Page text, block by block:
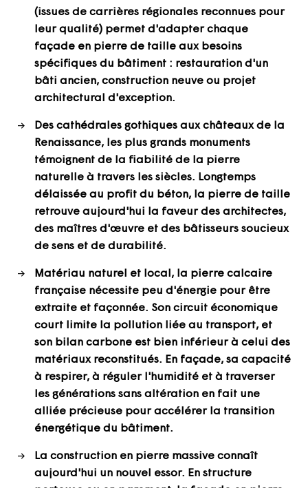
(issues de carrières régionales reconnues pour
leur qualité) permet d'adapter chaque
façade en pierre de taille aux besoins
spécifiques du bâtiment : restauration d'un
bâti ancien, construction neuve ou projet
architectural d'exception.
Des cathédrales gothiques aux châteaux de la
Renaissance, les plus grands monuments
témoignent de la fiabilité de la pierre
naturelle à travers les siècles. Longtemps
délaissée au profit du béton, la pierre de taille
retrouve aujourd'hui la faveur des architectes,
des maîtres d'œuvre et des bâtisseurs soucieux
de sens et de durabilité.
Matériau naturel et local, la pierre calcaire
française nécessite peu d'énergie pour être
extraite et façonnée. Son circuit économique
court limite la pollution liée au transport, et
son bilan carbone est bien inférieur à celui des
matériaux reconstitués. En façade, sa capacité
à respirer, à réguler l'humidité et à traverser
les générations sans altération en fait une
alliée précieuse pour accélérer la transition
énergétique du bâtiment.
La construction en pierre massive connaît
aujourd'hui un nouvel essor. En structure